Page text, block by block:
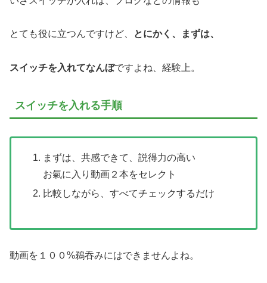
とても役に立つんですけど、 とにかく、まずは、
スイッチを入れてなんぼですよね、経験上。
スイッチを入れる手順
まずは、共感できて、説得力の高い
お氣に入り動画２本をセレクト
比較しながら、すべてチェックするだけ
動画を１００%鵜吞みにはできませんよね。